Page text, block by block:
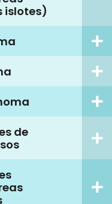
islotes)
de